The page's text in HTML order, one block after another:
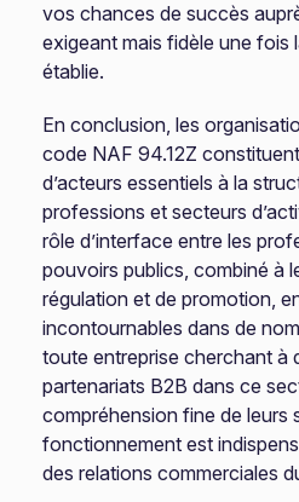
vos chances de succès
exigeant mais fidèle une fois
établie.
En conclusion, les
code NAF 94.12Z
d’acteurs essentiels à la
professions et secteurs
rôle d’interface entre les
pouvoirs publics, combiné à
régulation et de promotion,
incontournables dans de
toute entreprise cherchant à
partenariats B2B dans ce
compréhension fine de leurs
fonctionnement est
des relations commerciales